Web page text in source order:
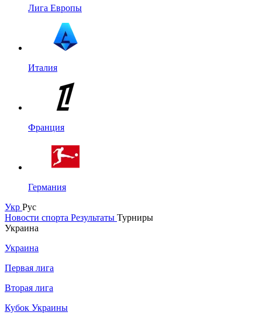
Лига Европы
Италия
Франция
Германия
Укр Рус
Новости спорта Результаты Турниры
Украина
Украина
Первая лига
Вторая лига
Кубок Украины